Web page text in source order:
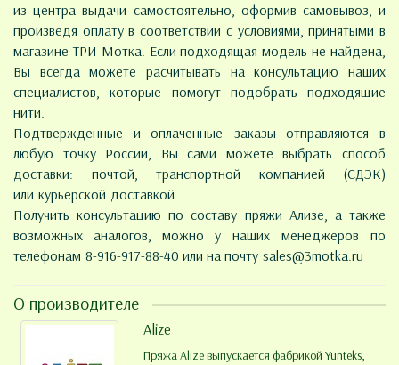
из центра выдачи самостоятельно, оформив самовывоз, и
произведя оплату в соответствии с условиями, принятыми в
магазине ТРИ Мотка. Если подходящая модель не найдена,
Вы всегда можете расчитывать на консультацию наших
специалистов, которые помогут подобрать подходящие
нити.
Подтвержденные и оплаченные заказы отправляются в
любую точку России, Вы сами можете выбрать способ
доставки: почтой, транспортной компанией (СДЭК)
или курьерской доставкой.
Получить консультацию по составу пряжи Ализе, а также
возможных аналогов, можно у наших менеджеров по
телефонам 8-916-917-88-40 или на почту sales@3motka.ru
О производителе
Alize
Пряжа Alize выпускается фабрикой Yunteks,